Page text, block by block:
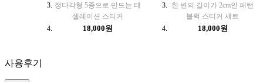
정다각형 5종으로 만드는 테
셀레이션 스티커
18,000원
한 변의 길이가 2cm인 패턴
블럭 스티커 세트
18,000원
사용후기